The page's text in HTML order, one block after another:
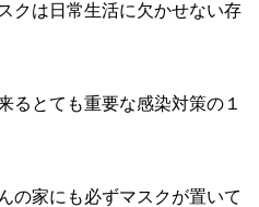
クは日常生活に欠かせない存
るとても重要な感染対策の１
の家にも必ずマスクが置いて